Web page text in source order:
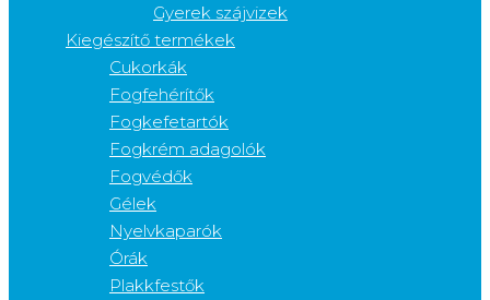
Gyerek szájvizek
Kiegészítő termékek
Cukorkák
Fogfehérítők
Fogkefetartók
Fogkrém adagolók
Fogvédők
Gélek
Nyelvkaparók
Órák
Plakkfestők